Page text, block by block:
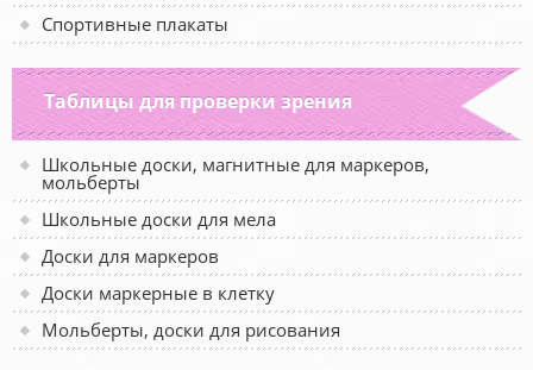
Спортивные плакаты
Таблицы для проверки зрения
Школьные доски, магнитные для маркеров,
мольберты
Школьные доски для мела
Доски для маркеров
Доски маркерные в клетку
Мольберты, доски для рисования